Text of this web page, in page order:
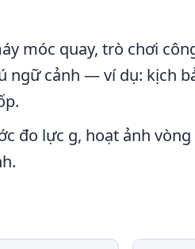
móc quay, trò chơi
ngữ cảnh — ví dụ: kịch
đo lực g, hoạt ảnh